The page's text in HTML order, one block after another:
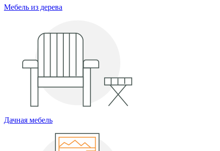
Мебель из дерева
Дачная мебель